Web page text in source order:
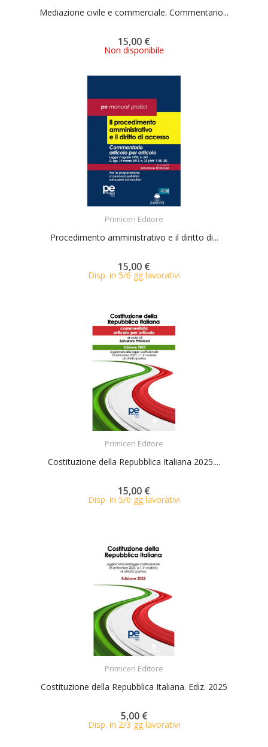
Mediazione civile e commerciale. Commentario...
15,00 €
Non disponibile
Primiceri Editore
Procedimento amministrativo e il diritto di...
15,00 €
Disp. in 5/6 gg lavorativi
Primiceri Editore
Costituzione della Repubblica Italiana 2025....
15,00 €
Disp. in 5/6 gg lavorativi
Primiceri Editore
Costituzione della Repubblica Italiana. Ediz. 2025
5,00 €
Disp. in 2/3 gg lavorativi